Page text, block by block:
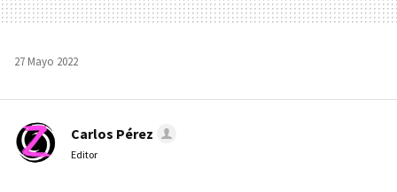
27 Mayo 2022
Carlos Pérez
Editor